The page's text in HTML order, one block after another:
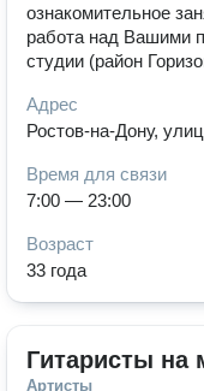
ознакомительное
работа над Вашими
студии (район
Адрес
Ростов-на-Дону,
Время для связи
7:00 — 23:00
Возраст
33 года
Гитаристы на
Артисты